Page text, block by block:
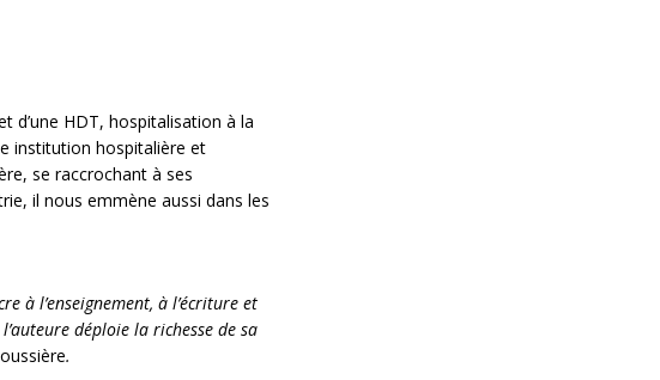
d’une HDT, hospitalisation à la
institution hospitalière et
se raccrochant à ses
il nous emmène aussi dans les
à l’enseignement, à l’écriture et
déploie la richesse de sa
.